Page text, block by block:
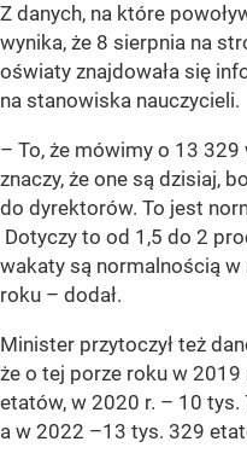
Z danych, na które
wynika, że 8 sierpnia na
oświaty znajdowała się
na stanowiska nauczycieli.
– To, że mówimy o 13
znaczy, że one są dzisiaj,
do dyrektorów. To jest
Dotyczy to od 1,5 do 2
wakaty są normalnością
roku – dodał.
Minister przytoczył też
że o tej porze roku w 2019
etatów, w 2020 r. – 10
a w 2022 –13 tys. 329